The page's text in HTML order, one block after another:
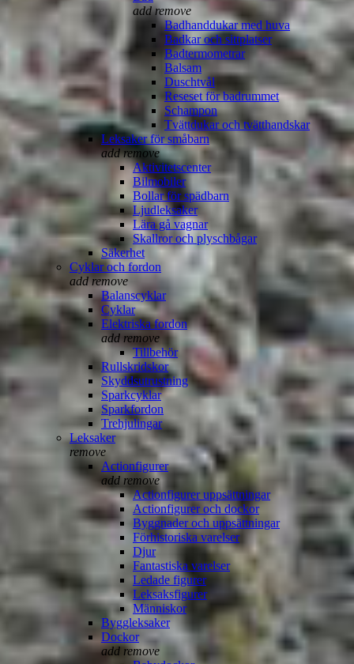
add remove
Badhanddukar med huva
Badkar och sittplatser
Badtermometrar
Balsam
Duschtvål
Reseset för badrummet
Schampon
Tvättdukar och tvätthandskar
Leksaker för småbarn
add remove
Aktivitetscenter
Bilmobiler
Bollar för spädbarn
Ljudleksaker
Lära gå vagnar
Skallror och plyschbågar
Säkerhet
Cyklar och fordon
add remove
Balanscyklar
Cyklar
Elektriska fordon
add remove
Tillbehör
Rullskridskor
Skyddsutrustning
Sparkcyklar
Sparkfordon
Trehjulingar
Leksaker
remove
Actionfigurer
add remove
Actionfigurer uppsättningar
Actionfigurer och dockor
Byggnader och uppsättningar
Förhistoriska varelser
Djur
Fantastiska varelser
Ledade figurer
Leksaksfigurer
Människor
Byggleksaker
Dockor
add remove